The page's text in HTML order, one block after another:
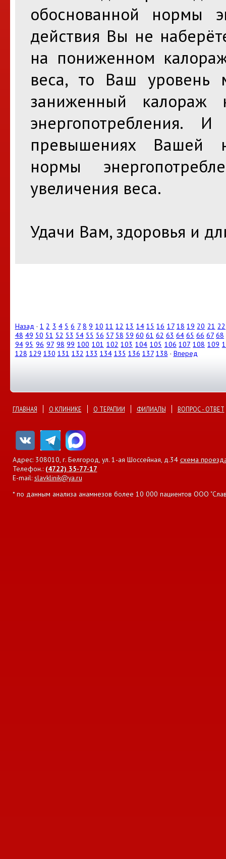
обоснованной нормы
действия Вы не
на пониженном
веса, то Ваш уровень
заниженный
энергопотребления.
превышениях Вашей
нормы
увеличения веса.
Удачи Вам, здоровья и
Назад ·1 2 3 4 5 6 7 8 9 10 11 12 13 14 15 16 17 18 19 20 21 22
48 49 50 51 52 53 54 55 56 57 58 59 60 61 62 63 64 65 66 67 68
94 95 96 97 98 99 100 101 102 103 104 105 106 107 108 109
128 129 130 131 132 133 134 135 136 137 138 · Вперед
ГЛАВНАЯ О КЛИНИКЕ О ТЕРАПИИ ФИЛИАЛЫ ВОПРОС - ОТВЕТ
Адрес: 308010, г. Белгород, ул. 1-ая Шоссейная, д.34 схема
Телефон.: (4722) 35-77-17
E-mail: slavklinik@ya.ru
* по данным анализа анамнезов более 10 000 пациентов ООО